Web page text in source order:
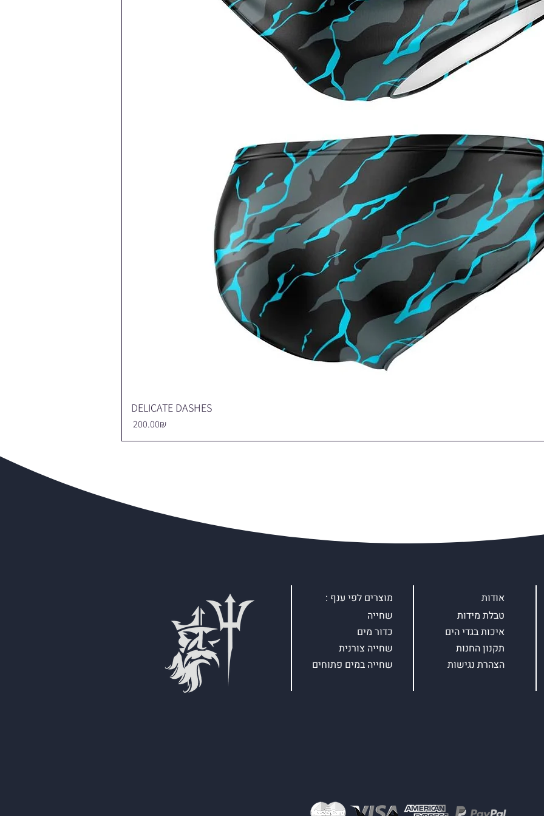
DELICATE DASHES
Price ‏200.00 ‏₪
אודות
טבלת מידות
איכות בגדי הים
תקנון החנות
הצהרת נגישות
מוצרים לפי ענף :
שחייה
כדור מים
שחייה צורנית
שחייה במים פתוחים